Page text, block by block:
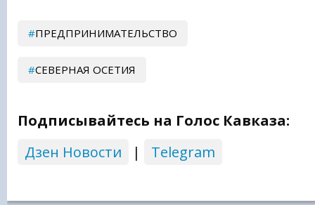
ПРЕДПРИНИМАТЕЛЬСТВО
СЕВЕРНАЯ ОСЕТИЯ
Подписывайтесь на Голос Кавказа:
Дзен Новости
| Telegram